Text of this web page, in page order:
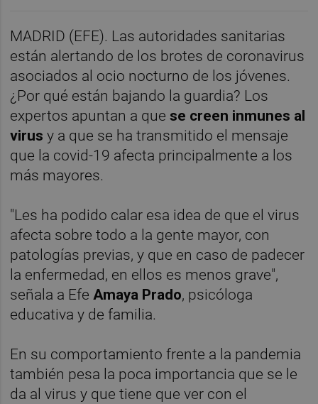
MADRID (EFE). Las autoridades sanitarias
están alertando de los brotes de coronavirus
asociados al ocio nocturno de los jóvenes.
¿Por qué están bajando la guardia? Los
expertos apuntan a quese creen inmunes al
virusy a que se ha transmitido el mensaje
que la covid-19 afecta principalmente a los
más mayores.
"Les ha podido calar esa idea de que el virus
afecta sobre todo a la gente mayor, con
patologías previas, y que en caso de padecer
la enfermedad, en ellos es menos grave",
señala a EfeAmaya Prado, psicóloga
educativa y de familia.
En su comportamiento frente a la pandemia
también pesa la poca importancia que se le
da al virus y que tiene que ver con el